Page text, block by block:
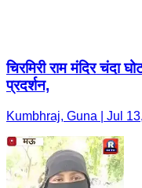
चिरमिरी राम मंदिर चंदा
प्रदर्शन,
Kumbhraj, Guna | Jul